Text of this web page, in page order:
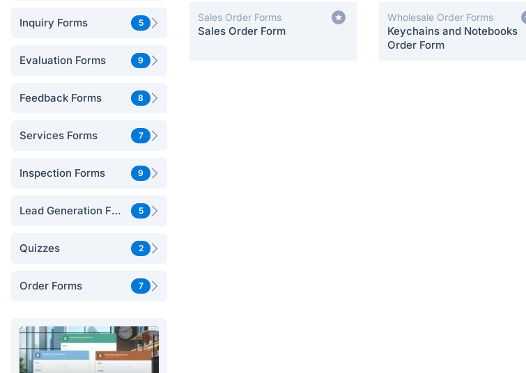
Inquiry Forms 5
Evaluation Forms 9
Feedback Forms 8
Services Forms 7
Inspection Forms 9
Lead Generation Forms 5
Quizzes 2
Order Forms 7
Sales Order Forms
Sales Order Form
Wholesale Order Forms
Keychains and Notebooks
Order Form